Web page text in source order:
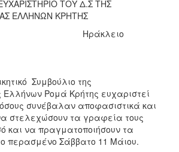
ΤΟΥ Δ.Σ ΤΗΣ
ΕΛΛΗΝΩΝ ΚΡΗΤΗΣ
Συμβούλιο της
Ελλήνων Ρομά Κρήτης ευχαριστεί
συνέβαλαν αποφασιστικά και
στελεχώσουν τα γραφεία τους
και να πραγματοποιήσουν τα
περασμένο Σάββατο 11 Μάιου.